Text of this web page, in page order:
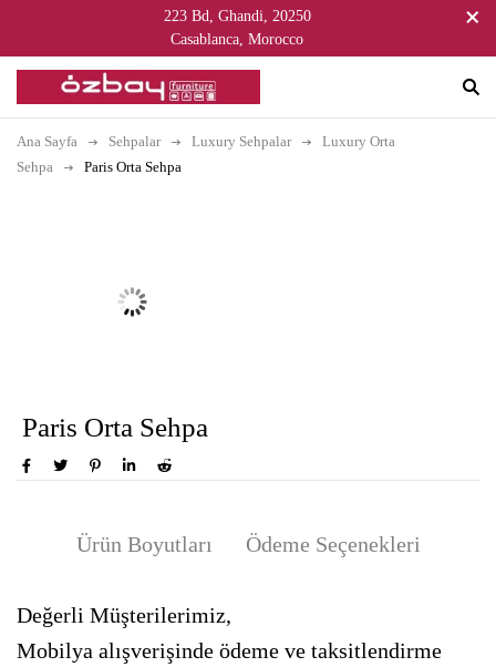
223 Bd, Ghandi, 20250
Casablanca, Morocco
Ana Sayfa Sehpalar Luxury Sehpalar
Luxury Orta
Sehpa
Paris Orta Sehpa
Paris Orta Sehpa
Ürün Boyutları Ödeme Seçenekleri
Değerli Müşterilerimiz,
Mobilya alışverişinde ödeme ve taksitlendirme